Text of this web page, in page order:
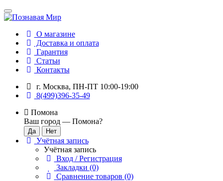
О магазине
Доставка и оплата
Гарантия
Статьи
Контакты
г. Москва, ПН-ПТ 10:00-19:00
8(499)396-35-49
Помона
Ваш город — Помона?
Учётная запись
Учётная запись
Вход / Регистрация
Закладки (0)
Сравнение товаров (0)